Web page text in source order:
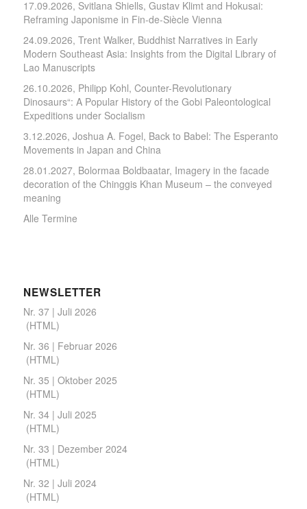
17.09.2026, Svitlana Shiells, Gustav Klimt and Hokusai:
Reframing Japonisme in Fin-de-Siècle Vienna
24.09.2026, Trent Walker, Buddhist Narratives in Early
Modern Southeast Asia: Insights from the Digital Library of
Lao Manuscripts
26.10.2026, Philipp Kohl, Counter-Revolutionary
Dinosaurs“: A Popular History of the Gobi Paleontological
Expeditions under Socialism
3.12.2026, Joshua A. Fogel, Back to Babel: The Esperanto
Movements in Japan and China
28.01.2027, Bolormaa Boldbaatar, Imagery in the facade
decoration of the Chinggis Khan Museum – the conveyed
meaning
Alle Termine
NEWSLETTER
Nr. 37 | Juli 2026
(HTML )
Nr. 36 | Februar 2026
(HTML )
Nr. 35 | Oktober 2025
(HTML )
Nr. 34 | Juli 2025
(HTML )
Nr. 33 | Dezember 2024
(HTML )
Nr. 32 | Juli 2024
(HTML )